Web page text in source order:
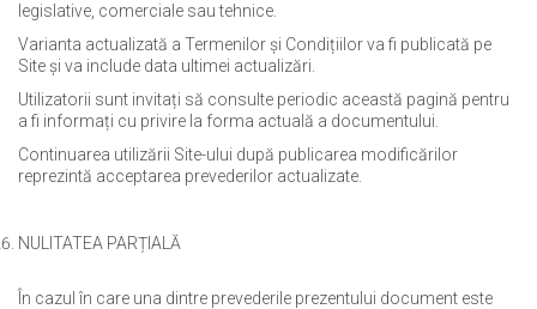
legislative, comerciale sau tehnice.
Varianta actualizată a Termenilor și Condițiilor va fi publicată pe
Site și va include data ultimei actualizări.
Utilizatorii sunt invitați să consulte periodic această pagină pentru
a fi informați cu privire la forma actuală a documentului.
Continuarea utilizării Site-ului după publicarea modificărilor
reprezintă acceptarea prevederilor actualizate.
NULITATEA PARȚIALĂ
În cazul în care una dintre prevederile prezentului document este